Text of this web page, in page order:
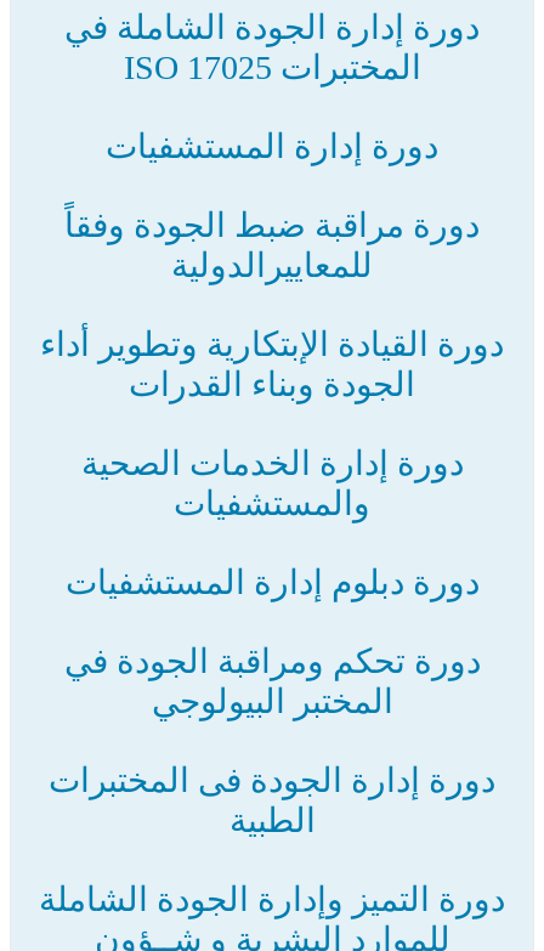
دورة إدارة الجودة الشاملة في
المختبرات ISO 17025
دورة إدارة المستشفيات
دورة مراقبة ضبط الجودة وفقاً
للمعاييرالدولية
دورة القيادة الإبتكارية وتطوير أداء
الجودة وبناء القدرات
دورة إدارة الخدمات الصحية
والمستشفيات
دورة دبلوم إدارة المستشفيات
دورة تحكم ومراقبة الجودة في
المختبر البيولوجي
دورة إدارة الجودة فى المختبرات
الطبية
دورة التميز وإدارة الجودة الشاملة
للموارد البشرية و شــؤون